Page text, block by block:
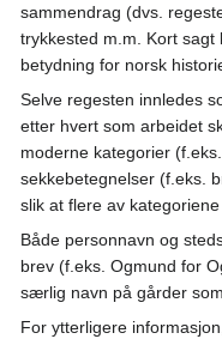
navigering
søk
sammendrag (dvs.
trykkested m.m. Kort
betydning for norsk
Selve regesten innledes
etter hvert som arbeidet
moderne kategorier
sekkebetegnelser (f.eks.
slik at flere av
Både personnavn og
brev (f.eks. Ogmund for
særlig navn på gårder
For ytterligere